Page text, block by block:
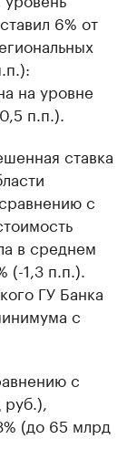
6% от
на уровне
п.п.).
ставка
с
в среднем
(-1,3 п.п.).
ГУ Банка
с
с
(до 65 млрд